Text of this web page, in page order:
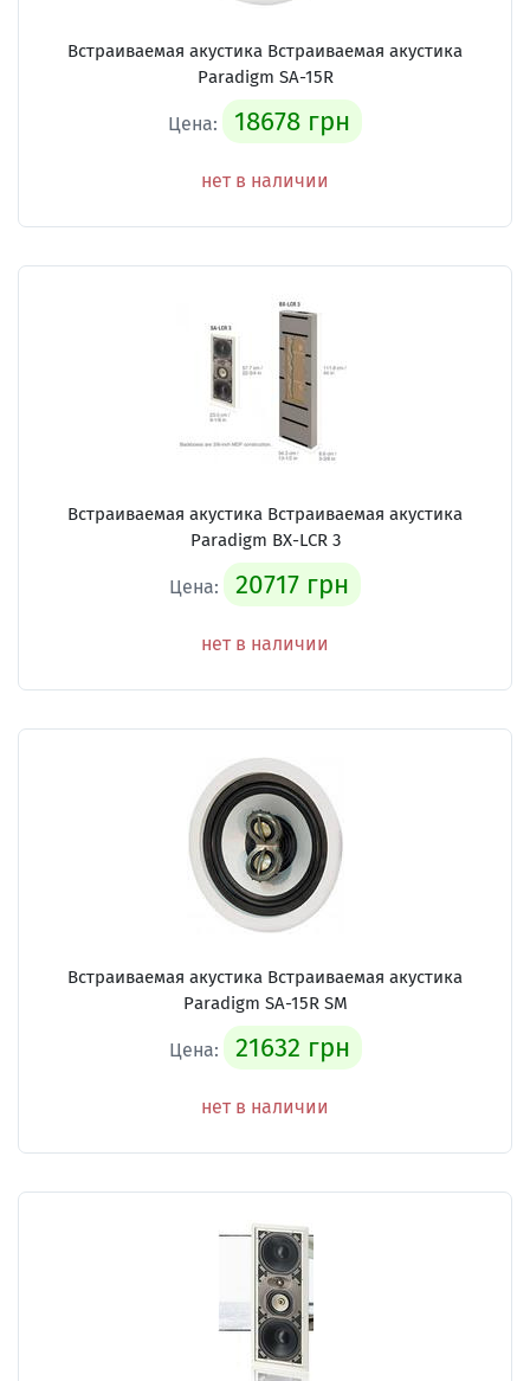
Встраиваемая акустика Встраиваемая акустика
Paradigm SA-15R
Цена: 18678 грн
нет в наличии
Встраиваемая акустика Встраиваемая акустика
Paradigm BX-LCR 3
Цена: 20717 грн
нет в наличии
Встраиваемая акустика Встраиваемая акустика
Paradigm SA-15R SM
Цена: 21632 грн
нет в наличии